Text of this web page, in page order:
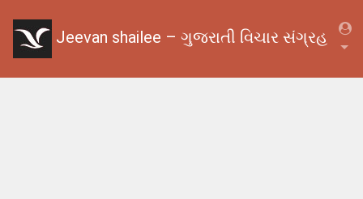
Jeevan shailee – ગુજરાતી વિચાર સંગ્રહ